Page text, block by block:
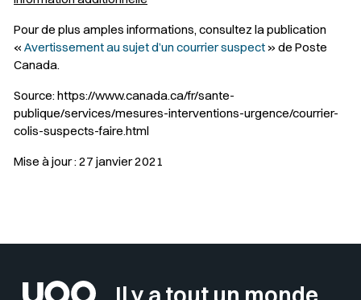
Pour de plus amples informations, consultez la publication
« Avertissement au sujet d’un courrier suspect » de Poste
Canada.
Source: https://www.canada.ca/fr/sante-
publique/services/mesures-interventions-urgence/courrier-
colis-suspects-faire.html
Mise à jour : 27 janvier 2021